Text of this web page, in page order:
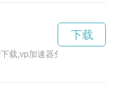
载,vp加速器免费破解版
下载